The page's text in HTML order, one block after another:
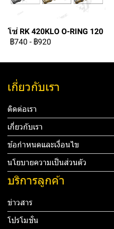
โซ่ RK 420KLO O-RING 120
฿740 - ฿920
เกี่ยวกับเรา
ติดต่อเรา
เกี่ยวกับเรา
ข้อกำหนดและเงื่อนไข
นโยบายความเป็นส่วนตัว
บริการลูกค้า
ข่าวสาร
โปรโมชั่น